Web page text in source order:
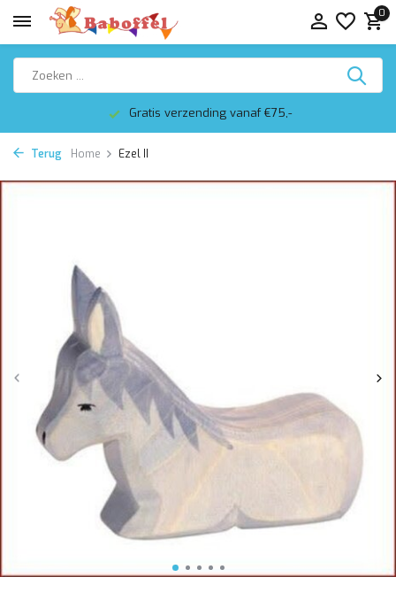
0
Gratis verzending vanaf €75,-
Terug Home Ezel II